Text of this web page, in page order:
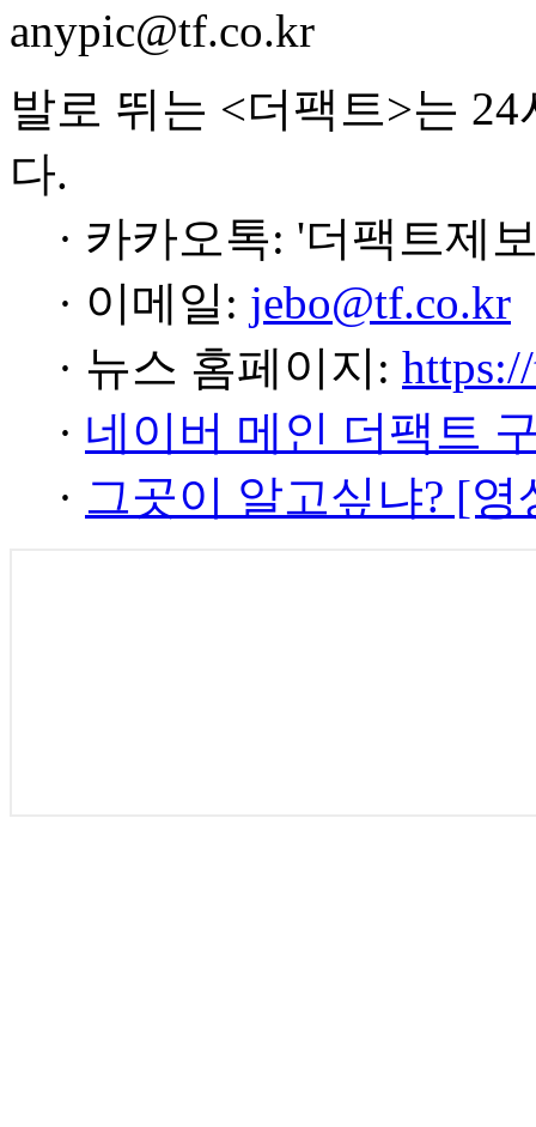
anypic@tf.co.kr
발로 뛰는 <더팩트>는
다.
· 카카오톡: '더팩트제
· 이메일: jebo@tf.co.kr
· 뉴스 홈페이지:
· 네이버 메인 더팩트
· 그곳이 알고싶냐? [